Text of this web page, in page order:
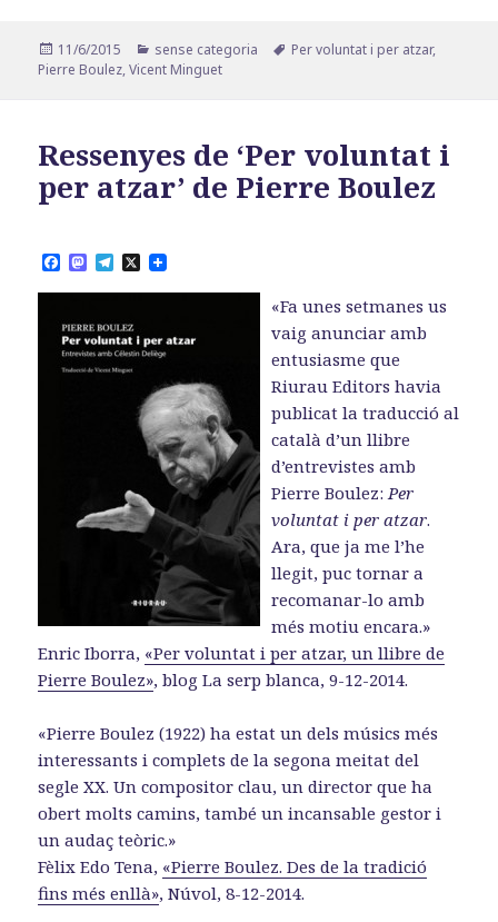
Publicat
el
11/6/2015 Categories
sense categoria Etiquetes
Per voluntat i per atzar,
Pierre Boulez,Vicent Minguet
Ressenyes de ‘Per voluntat i
per atzar’ de Pierre Boulez
F
c
b
o
o
M
s
o
d
o
T
l
g
r
a
X
«Fa unes setmanes us
vaig anunciar amb
entusiasme que
Riurau Editors havia
publicat la traducció al
català d’un llibre
d’entrevistes amb
Pierre Boulez: Per
voluntat i per atzar.
Ara, que ja me l’he
llegit, puc tornar a
recomanar-lo amb
més motiu encara.»
Enric Iborra, «Per voluntat i per atzar, un llibre de
Pierre Boulez», blog La serp blanca, 9-12-2014.
«Pierre Boulez (1922) ha estat un dels músics més
interessants i complets de la segona meitat del
segle XX. Un compositor clau, un director que ha
obert molts camins, també un incansable gestor i
un audaç teòric.»
Fèlix Edo Tena, «Pierre Boulez. Des de la tradició
fins més enllà», Núvol, 8-12-2014.